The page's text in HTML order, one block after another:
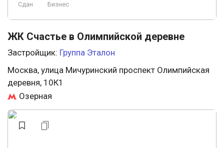
Сдан Бизнес
ЖК Счастье в Олимпийской деревне
Застройщик: Группа Эталон
Москва, улица Мичуринский проспект Олимпийская
деревня, 10К1
Озерная